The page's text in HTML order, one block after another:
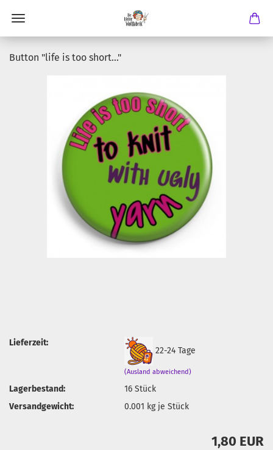
Button "life is too short..."
Lieferzeit:
22-24 Tage
(Ausland abweichend)
Lagerbestand: 16Stück
Versandgewicht:
0.001 kg je Stück
1,80 EUR